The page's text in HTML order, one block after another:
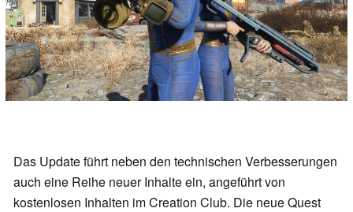
Das Update führt neben den technischen Verbesserungen
auch eine Reihe neuer Inhalte ein, angeführt von
kostenlosen Inhalten im Creation Club. Die neue Quest